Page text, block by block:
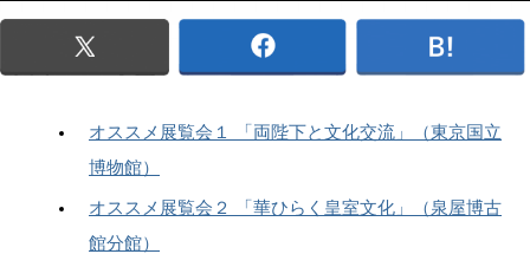
オススメ展覧会１ 「両陛下と文化交流」（東京国立
博物館）
オススメ展覧会２ 「華ひらく皇室文化」（泉屋博古
館分館）